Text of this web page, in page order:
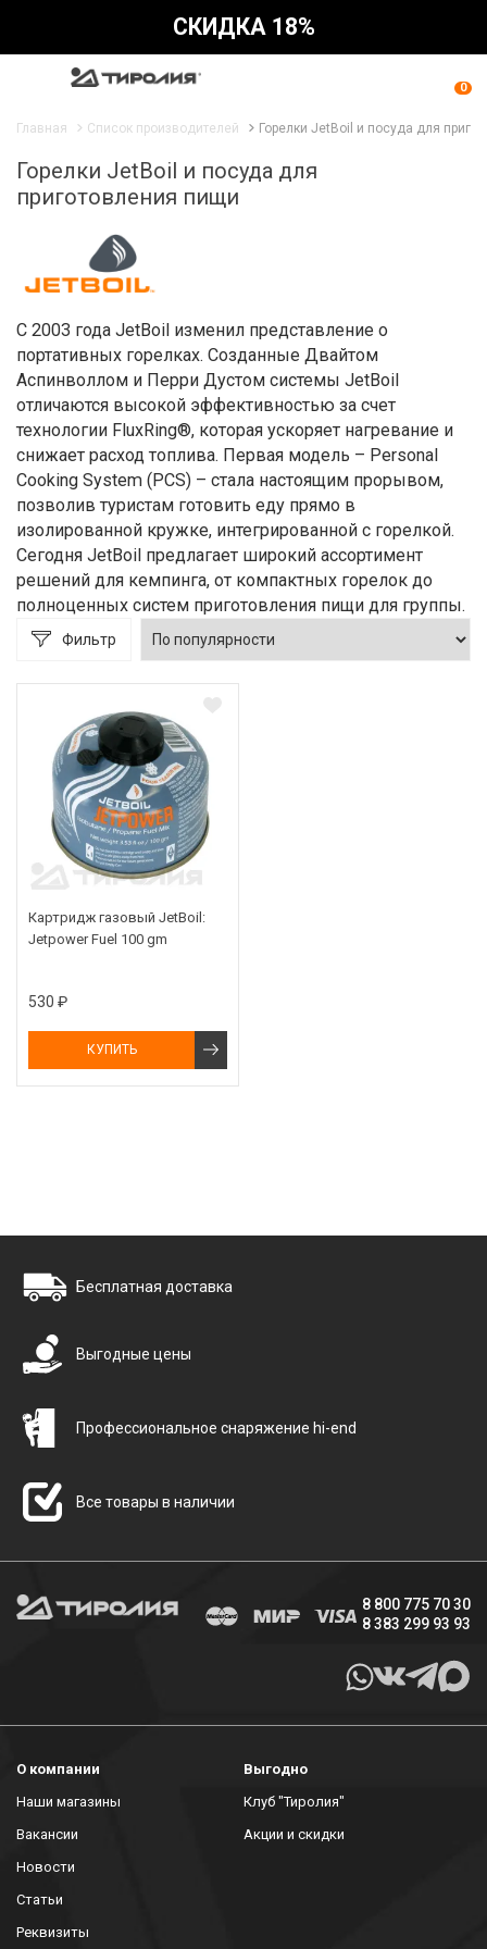
СКИДКА 18%
0
Главная Список производителей Горелки JetBoil и посуда для
Горелки JetBoil и посуда для
приготовления пищи
С 2003 года JetBoil изменил представление о
портативных горелках. Созданные Двайтом
Аспинволлом и Перри Дустом системы JetBoil
отличаются высокой эффективностью за счет
технологии FluxRing®, которая ускоряет нагревание и
снижает расход топлива. Первая модель – Personal
Cooking System (PCS) – стала настоящим прорывом,
позволив туристам готовить еду прямо в
изолированной кружке, интегрированной с горелкой.
Сегодня JetBoil предлагает широкий ассортимент
решений для кемпинга, от компактных горелок до
полноценных систем приготовления пищи для группы.
Фильтр
Картридж газовый JetBoil:
Jetpower Fuel 100 gm
530 ₽
КУПИТЬ
Бесплатная доставка
Выгодные цены
Профессиональное снаряжение hi-end
Все товары в наличии
8 800 775 70 30
8 383 299 93 93
О компании
Наши магазины
Вакансии
Новости
Статьи
Реквизиты
Выгодно
Клуб "Тиролия"
Акции и скидки